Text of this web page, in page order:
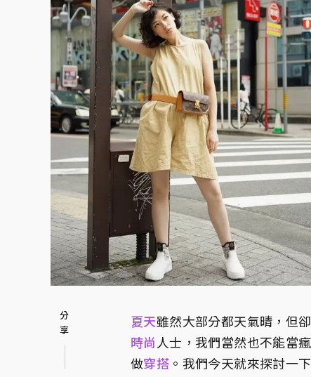
夏天雖然大部分都天氣晴，但
時尚 人士，我們當然也不能當
做穿搭 。我們今天就來探討一